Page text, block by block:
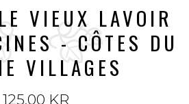
VIEUX LAVOIR
- CÔTES DU
VILLAGES
125,00 KR